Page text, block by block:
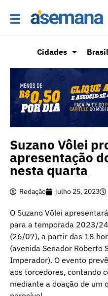
Cidades Brasil
Suzano Vôlei
apresentação
nesta quarta
Redação julho 25, 2023
O Suzano Vôlei
para a temporada 2023/
(26/07), a partir das 18
(avenida Senador Roberto
Imperador). O evento
aos torcedores, contando
mediante a doação de um